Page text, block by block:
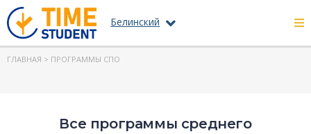
Белинский
ГЛАВНАЯ > ПРОГРАММЫ СПО
Все программы среднего